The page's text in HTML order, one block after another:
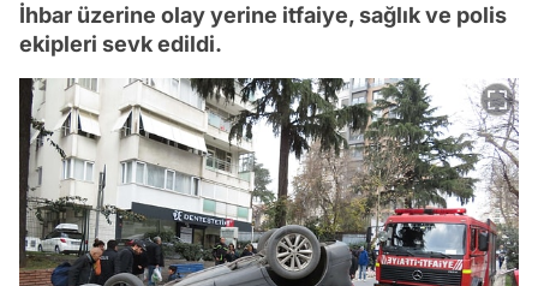
İhbar üzerine olay yerine itfaiye, sağlık ve polis
ekipleri sevk edildi.